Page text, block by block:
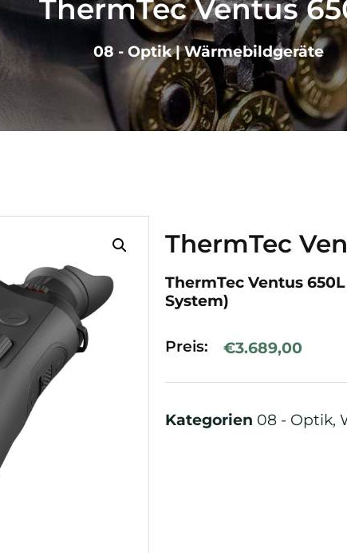
ThermTec Ventus
08 - Optik|Wärmebildgeräte
ThermTec
ThermTec Ventus
System)
Preis: €3.689,00
Kategorien 08 - Optik,